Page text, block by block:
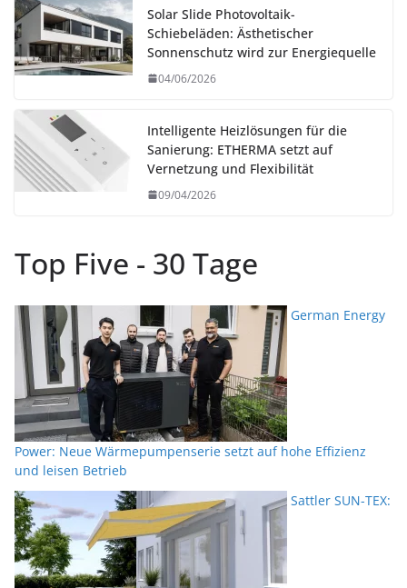
Solar Slide Photovoltaik-
Schiebeläden: Ästhetischer
Sonnenschutz wird zur Energiequelle
04/06/2026
Intelligente Heizlösungen für die
Sanierung: ETHERMA setzt auf
Vernetzung und Flexibilität
09/04/2026
Top Five - 30 Tage
German Energy
Power: Neue Wärmepumpenserie setzt auf hohe Effizienz
und leisen Betrieb
Sattler SUN-TEX: